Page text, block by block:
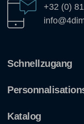
+32 (0)
Schnellzugang
Katalog